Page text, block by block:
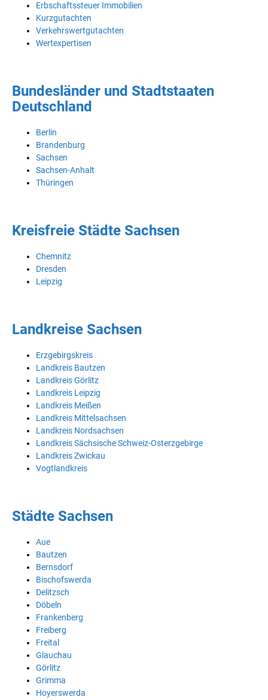
Erbschaftssteuer Immobilien
Kurzgutachten
Verkehrswertgutachten
Wertexpertisen
Bundesländer und Stadtstaaten
Deutschland
Berlin
Brandenburg
Sachsen
Sachsen-Anhalt
Thüringen
Kreisfreie Städte Sachsen
Chemnitz
Dresden
Leipzig
Landkreise Sachsen
Erzgebirgskreis
Landkreis Bautzen
Landkreis Görlitz
Landkreis Leipzig
Landkreis Meißen
Landkreis Mittelsachsen
Landkreis Nordsachsen
Landkreis Sächsische Schweiz-Osterzgebirge
Landkreis Zwickau
Vogtlandkreis
Städte Sachsen
Aue
Bautzen
Bernsdorf
Bischofswerda
Delitzsch
Döbeln
Frankenberg
Freiberg
Freital
Glauchau
Görlitz
Grimma
Hoyerswerda